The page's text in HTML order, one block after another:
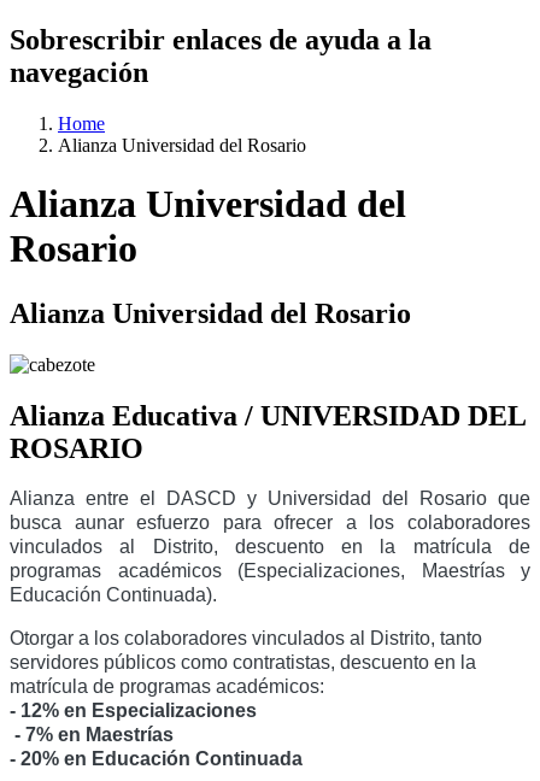
Sobrescribir enlaces de ayuda a la
navegación
Home
Alianza Universidad del Rosario
Alianza Universidad del
Rosario
Alianza Universidad del Rosario
Alianza Educativa / UNIVERSIDAD DEL
ROSARIO
Alianza entre el DASCD y Universidad del Rosario que
busca aunar esfuerzo para ofrecer a los colaboradores
vinculados al Distrito, descuento en la matrícula de
programas académicos (Especializaciones, Maestrías y
Educación Continuada).
Otorgar a los colaboradores vinculados al Distrito, tanto
servidores públicos como contratistas, descuento en la
matrícula de programas académicos:
- 12% en Especializaciones
- 7% en Maestrías
- 20% en Educación Continuada